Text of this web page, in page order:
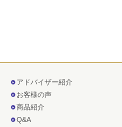
アドバイザー紹介
お客様の声
商品紹介
Q&A